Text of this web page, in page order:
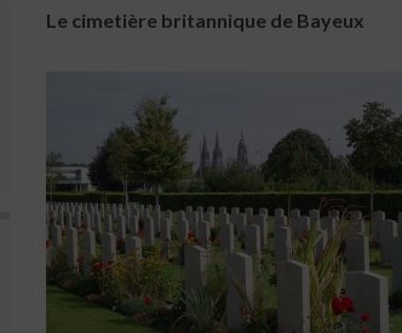
Le cimetière britannique de Bayeux